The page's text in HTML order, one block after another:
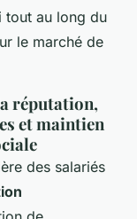
tout au long du
le marché de
réputation,
et maintien
des salariés